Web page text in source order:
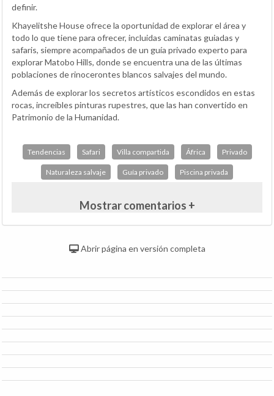
definir.
Khayelitshe House ofrece la oportunidad de explorar el área y
todo lo que tiene para ofrecer, incluidas caminatas guiadas y
safaris, siempre acompañados de un guía privado experto para
explorar Matobo Hills, donde se encuentra una de las últimas
poblaciones de rinocerontes blancos salvajes del mundo.
Además de explorar los secretos artísticos escondidos en estas
rocas, increíbles pinturas rupestres, que las han convertido en
Patrimonio de la Humanidad.
Tendencias Safari Villa compartida África Privado
Naturaleza salvaje Guía privado Piscina privada
Mostrar comentarios +
Abrir página en versión completa